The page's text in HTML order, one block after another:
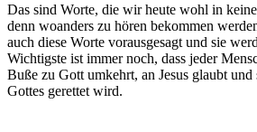
Das sind Worte, die wir heute wohl in
denn woanders zu hören bekommen
auch diese Worte vorausgesagt und sie
Wichtigste ist immer noch, dass jeder
Buße zu Gott umkehrt, an Jesus glaubt
Gottes gerettet wird.